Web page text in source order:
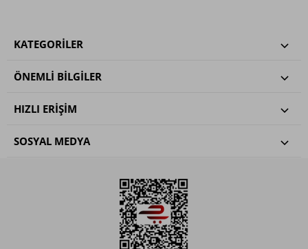
KATEGORILER
ÖNEMLI BILGILER
HIZLI ERIŞIM
SOSYAL MEDYA